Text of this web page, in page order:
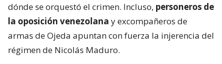
dónde se orquestó el crimen. Incluso, personeros de
la oposición venezolana y excompañeros de
armas de Ojeda apuntan con fuerza la injerencia del
régimen de Nicolás Maduro.